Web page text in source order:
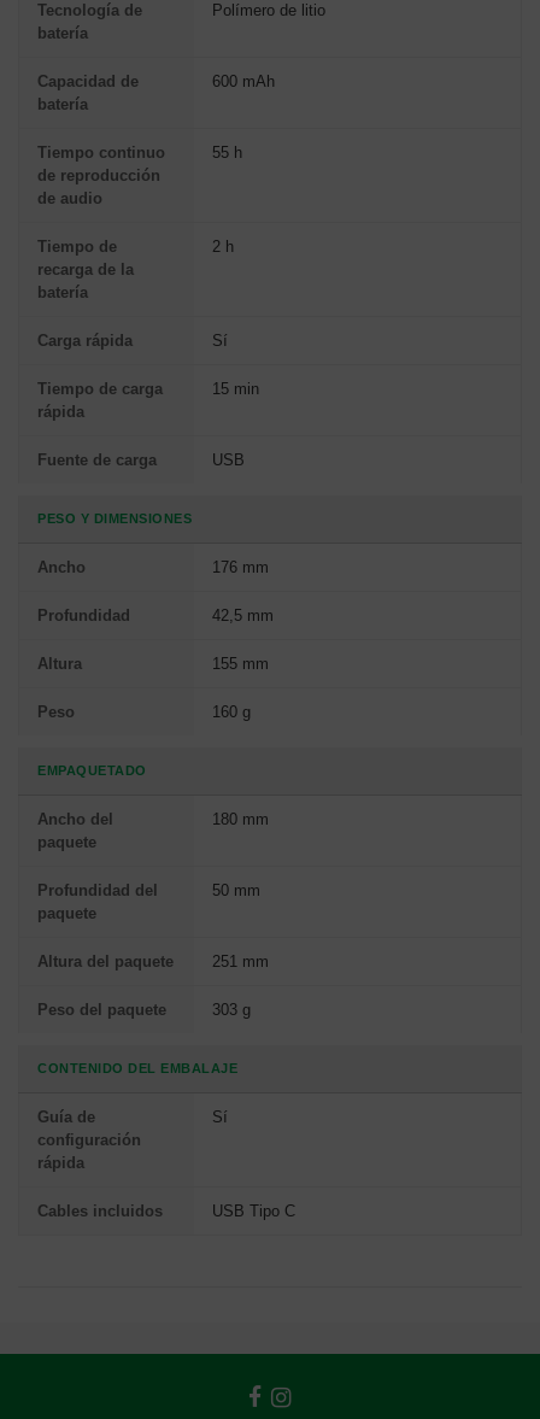
Tecnología de
batería
Polímero de litio
Capacidad de
batería
600 mAh
Tiempo continuo
de reproducción
de audio
55 h
Tiempo de
recarga de la
batería
2 h
Carga rápida Sí
Tiempo de carga
rápida
15 min
Fuente de carga USB
PESO Y DIMENSIONES
Ancho 176 mm
Profundidad 42,5 mm
Altura 155 mm
Peso 160 g
EMPAQUETADO
Ancho del
paquete
180 mm
Profundidad del
paquete
50 mm
Altura del paquete 251 mm
Peso del paquete 303 g
CONTENIDO DEL EMBALAJE
Guía de
configuración
rápida
Sí
Cables incluidos USB Tipo C